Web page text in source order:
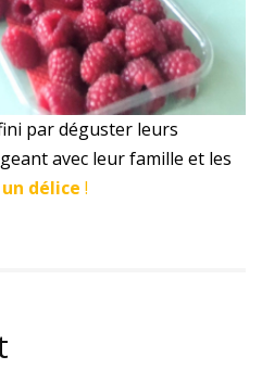
par déguster leurs
avec leur famille et les
délice !